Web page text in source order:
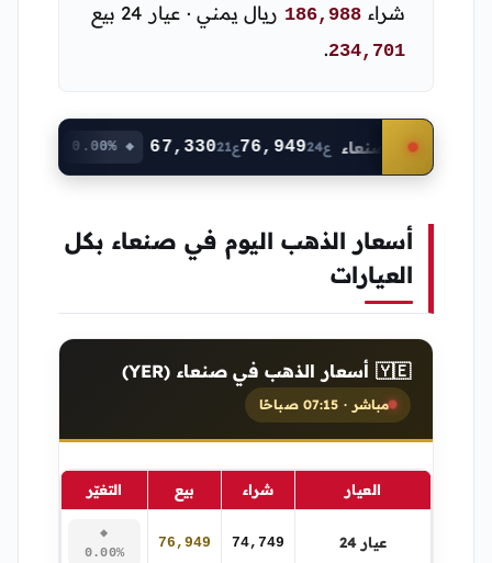
شراء 186,988 ريال يمني · عيار 24 بيع
234,701
.
🇾🇪 صنعاء ع24 76,949ع21 67,330
◆ 0.00%
أسعار الذهب اليوم في صنعاء بكل
العيارات
🇾🇪 أسعار الذهب في صنعاء (YER)
مباشر · 07:15 صباحًا
العيار شراء بيع التغيّر
عيار 24 74,749
76,949
◆
0.00%